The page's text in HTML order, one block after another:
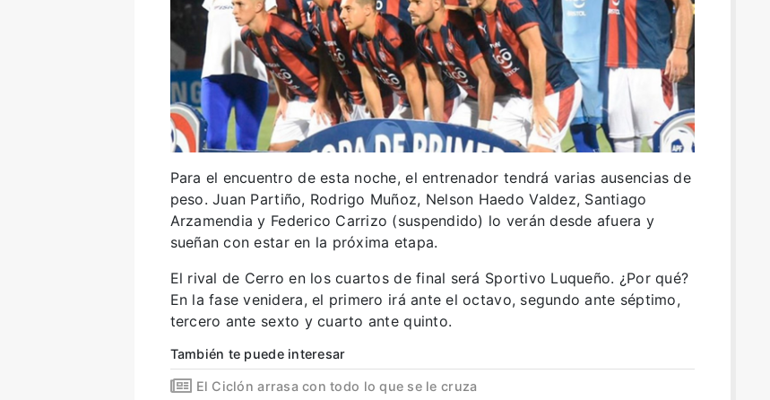
Para el encuentro de esta noche, el entrenador tendrá varias ausencias de
peso. Juan Partiño, Rodrigo Muñoz, Nelson Haedo Valdez, Santiago
Arzamendia y Federico Carrizo (suspendido) lo verán desde afuera y
sueñan con estar en la próxima etapa.
El rival de Cerro en los cuartos de final será Sportivo Luqueño. ¿Por qué?
En la fase venidera, el primero irá ante el octavo, segundo ante séptimo,
tercero ante sexto y cuarto ante quinto.
También te puede interesar
El Ciclón arrasa con todo lo que se le cruza